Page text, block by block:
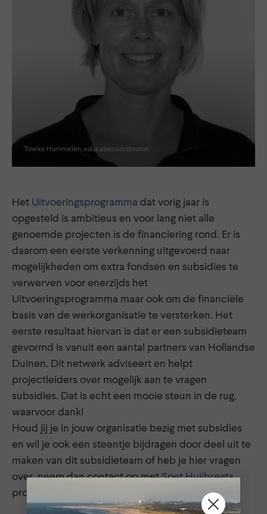
Tineke Hummelen, educatiecoördinator
Het Uitvoeringsprogramma dat vorig jaar is
opgesteld is ambitieus en voor lang niet alle
genoemde projecten is de financiering rond. Er is
daarom een eerste verkenning uitgevoerd naar
mogelijkheden om extra fondsen en subsidies te
verwerven voor enerzijds het
Uitvoeringsprogramma maar ook om de financiële
basis van de werkorganisatie te versterken. Het
eerste resultaat hiervan is dat er een subsidieteam
gevormd is vanuit een aantal partners van Hollandse
Duinen. Dit netwerk adviseert en helpt
projectleiders over mogelijk aan te vragen
subsidies. Dat is echt een mooie steun in de rug,
waarvoor dank!
Houd jij je in jouw organisatie bezig met subsidies
en wil je ook een steentje bijdragen door deel uit te
maken van dit subsidieteam of heb je hier vragen
over, neem dan contact op metSoet Huijbregts,
programmamanager NPHD.